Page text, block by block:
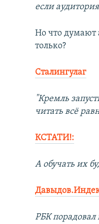
если
Но что думают
только?
"Кремль
читать всё
КСТАТИ!:
А обучать их
РБК